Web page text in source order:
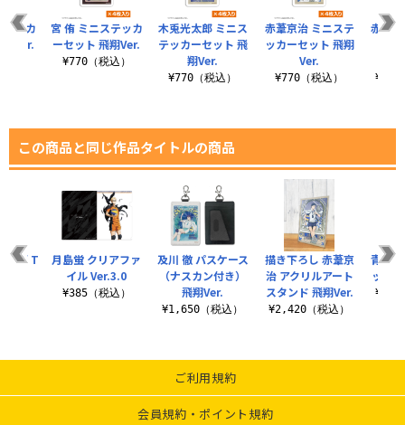
木兎光太郎 ミニス
テッカーセット 飛
翔Ver.
¥770（税込）
赤葦京治 ミニステ
ッカーセット 飛翔
Ver.
¥770（税込）
赤葦
テッカ
翔Ver.
宮 侑 ミニステッカ
ーセット 飛翔Ver.
¥770（税込）
この商品と同じ作品タイトルの商品
及川 徹 パスケース
（ナスカン付き）
飛翔Ver.
¥1,650（税込）
描き下ろし 赤葦京
治 アクリルアート
スタンド 飛翔Ver.
¥2,420（税込）
青根
ック
ーズ T
月島蛍 クリアファ
イル Ver.3.0
¥385（税込）
ご利用規約
会員規約・ポイント規約